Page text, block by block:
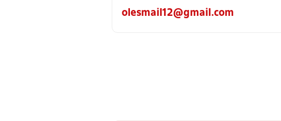
olesmail12@gmail.com